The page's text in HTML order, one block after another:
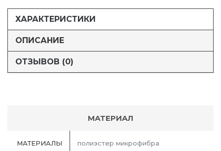
ХАРАКТЕРИСТИКИ
ОПИСАНИЕ
ОТЗЫВОВ (0)
МАТЕРИАЛ
МАТЕРИАЛЫ полиэстер микрофибра